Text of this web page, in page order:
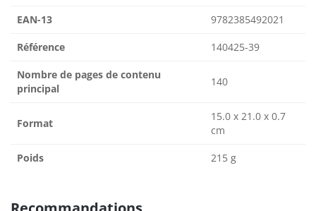
EAN-13 9782385492021
Référence 140425-39
Nombre de pages de contenu
principal
140
Format
15.0 x 21.0 x 0.7
cm
Poids 215 g